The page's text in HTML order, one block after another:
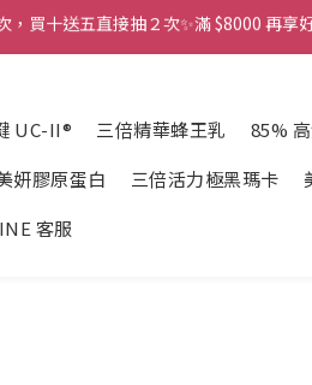
作」詐騙廣告猖獗，請勿輕信低價促銷
，買十送五直接抽２次✨滿 $8000 再享好
UC-II® 三倍精華蜂王乳
85%
妍膠原蛋白 三倍活力極黑瑪卡
客服